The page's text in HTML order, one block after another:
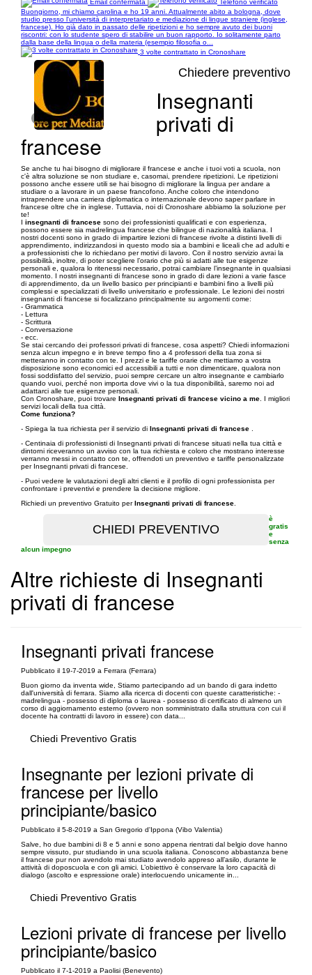
Buongiorno, mi chiamo carolina e ho 19 anni. Attualmente abito a bologna, dove
studio presso l'università di interpretariato e mediazione di lingue straniere (inglese,
francese). Ho già dato in passato delle ripetizioni e ho sempre avuto dei buoni
riscontri: con lo studente spero di stabilire un buon rapporto. Io solitamente parto
dalla base della lingua o della materia (esempio filosofia o...
3 volte contrattato in Cronoshare
Chiedere preventivo
Insegnanti
privati di
francese
Se anche tu hai bisogno di migliorare il francese e anche i tuoi voti a scuola, non
c'è altra soluzione se non studiare e, casomai, prendere ripetizioni. Le ripetizioni
possono anche essere utili se hai bisogno di migliorare la lingua per andare a
studiare o a lavorare in un paese francofono. Anche coloro che intendono
intraprendere una carriera diplomatica o internazionale devono saper parlare in
francese oltre che in inglese. Tuttavia, noi di Cronoshare abbiamo la soluzione per
te!
I insegnanti di francese sono dei professionisti qualificati e con esperienza,
possono essere sia madrelingua francese che bilingue di nazionalità italiana. I
nostri docenti sono in grado di impartire lezioni di francese rivolte a distinti livelli di
apprendimento, indirizzandosi in questo modo sia a bambini e liceali che ad adulti e
a professionisti che lo richiedano per motivi di lavoro. Con il nostro servizio avrai la
possibilità, inoltre, di poter scegliere l’orario che più si adatti alle tue esigenze
personali e, qualora lo ritenessi necessario, potrai cambiare l’insegnante in qualsiasi
momento. I nostri insegnanti di francese sono in grado di dare lezioni a varie fasce
di apprendimento, da un livello basico per principianti e bambini fino a livelli più
complessi e specializzati di livello universitario e professionale. Le lezioni dei nostri
insegnanti di francese si focalizzano principalmente su argomenti come:
- Grammatica
- Lettura
- Scrittura
- Conversazione
- ecc.
Se stai cercando dei professori privati di francese, cosa aspetti? Chiedi informazioni
senza alcun impegno e in breve tempo fino a 4 professori della tua zona si
metteranno in contatto con te. I prezzi e le tariffe orarie che mettiamo a vostra
disposizione sono economici ed accessibili a tutti e non dimenticare, qualora non
fossi soddisfatto del servizio, puoi sempre cercare un altro insegnante e cambiarlo
quando vuoi, perché non importa dove vivi o la tua disponibilità, saremo noi ad
adattarci alle tue esigenze personali.
Con Cronoshare, puoi trovare Insegnanti privati di francese vicino a me . I migliori
servizi locali della tua città.
Come funziona?
- Spiega la tua richiesta per il servizio di Insegnanti privati di francese
- Centinaia di professionisti di Insegnanti privati di francese situati nella tua città e
dintorni riceveranno un avviso con la tua richiesta e coloro che mostrano interesse
verranno messi in contatto con te, offrendoti un preventivo e tariffe personalizzate
per Insegnanti privati di francese.
- Puoi vedere le valutazioni degli altri clienti e il profilo di ogni professionista per
confrontare i preventivi e prendere la decisione migliore.
Richiedi un preventivo Gratuito perInsegnanti privati di francese
è
gratis
e
senza
alcun impegno
Altre richieste di Insegnanti
privati di francese
Insegnanti privati francese
Pubblicato il 19-7-2019 a Ferrara (Ferrara)
Buon giorno da inventa wide, Stiamo partecipando ad un bando di gara indetto
dall'università di ferrara. Siamo alla ricerca di docenti con queste caratteristiche: -
madrelingua - possesso di diploma o laurea - possesso di certificato di almeno un
corso di aggiornamento esterno (ovvero non somministrato dalla struttura con cui il
docente ha contratti di lavoro in essere) con data...
Chiedi Preventivo Gratis
Insegnante per lezioni private di
francese per livello
principiante/basico
Pubblicato il 5-8-2019 a San Gregorio d'Ippona (Vibo Valentia)
Salve, ho due bambini di 8 e 5 anni e sono appena rientrati dal belgio dove hanno
sempre vissuto, pur studiando in una scuola italiana. Conoscono abbastanza bene
il francese pur non avendolo mai studiato avendolo appreso all’asilo, durante le
attività di doposcuola e con gli amici. L’obiettivo è conservare la loro capacità di
dialogo (ascolto e espressione orale) interlocuendo unicamente in...
Chiedi Preventivo Gratis
Lezioni private di francese per livello
principiante/basico
Pubblicato il 7-1-2019 a Paolisi (Benevento)